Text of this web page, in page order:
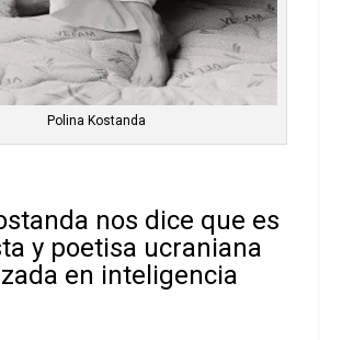
Polina Kostanda
nos dice que es
y poetisa ucraniana
en inteligencia